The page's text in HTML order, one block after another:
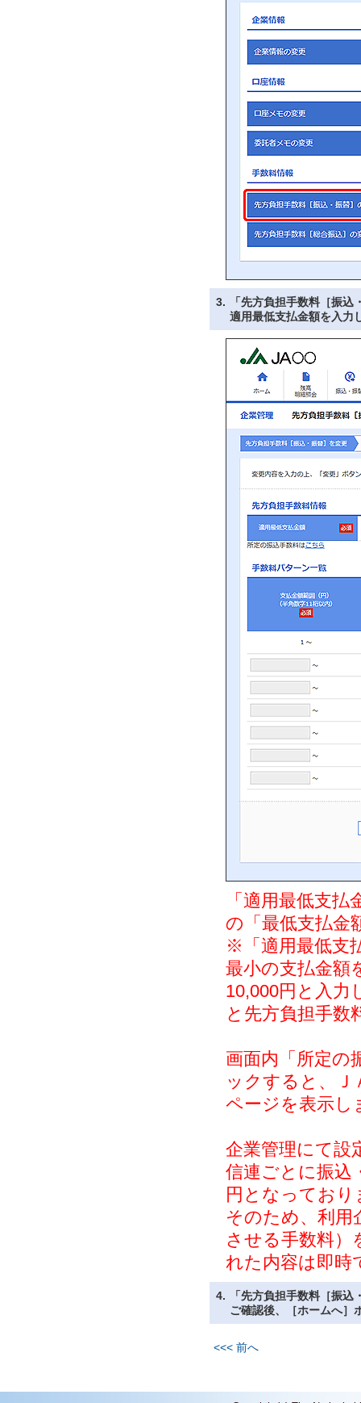
3.
「先方負担手数料［振
適用最低支払金額を入力
「適用最低支
の「最低支払金
※「適用最低支
最小の支払金額
10,000円と入力
と先方負担手数
画面内「所定の
ックすると、Ｊ
ページを表示し
企業管理にて設
信連ごとに振込
円となっており
そのため、利用
させる手数料
れた内容は即時
4.
「先方負担手数料［振
ご確認後、［ホームへ］
<<< 前へ